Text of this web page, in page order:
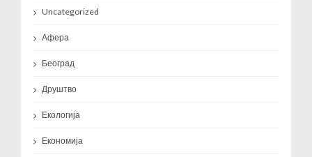
Uncategorized
Афера
Београд
Друштво
Екологија
Економија